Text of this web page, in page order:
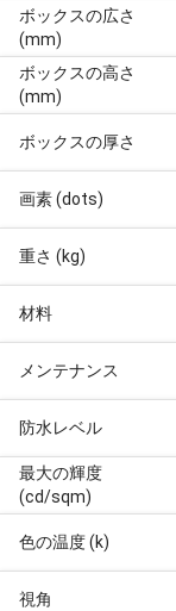
ボックスの広さ
(mm)
ボックスの高さ
(mm)
ボックスの厚さ
画素 (dots)
重さ (kg)
材料
メンテナンス
防水レベル
最大の輝度
(cd/sqm)
色の温度 (k)
視角